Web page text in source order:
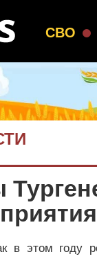
СВО
в этом году